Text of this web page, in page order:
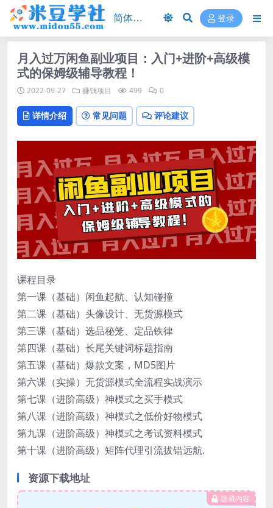
登录
月入过万闲鱼副业项目：入门+进阶+高级模
式的保姆级辅导教程！
2022-09-27 赚钱项目 499 0
详情介绍 常见问题 评论建议
课程目录
第一课（基础）闲鱼起航、认知碰撞
第二课（基础）头像设计、无货源模式
第三课（基础）选品秘笼、定品铁律
第四课（基础）长尾关键词标题指南
第五课（基础）爆款文案，MD5图片
第六课（实操）无货源模式全流程实战演示
第七课（进阶高级）神模式之买手模式
第八课（进阶高级）神模式之低价好物模式
第九课（进阶高级）神模式之考试资料模式
第十课（进阶高级）矩阵代理引流拔错远航.
资源下载地址
隐藏内容